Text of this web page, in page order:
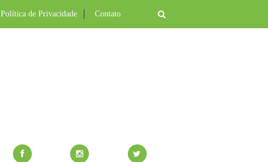
Política de Privacidade Contato